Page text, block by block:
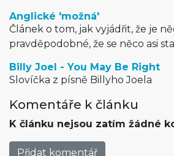
Anglické 'možná'
Článek o tom, jak vyjádřit, že je
pravděpodobné, že se něco asi
Billy Joel - You May Be Right
Slovíčka z písně Billyho Joela
Komentáře k článku
K článku nejsou zatím žádné
Přidat komentář